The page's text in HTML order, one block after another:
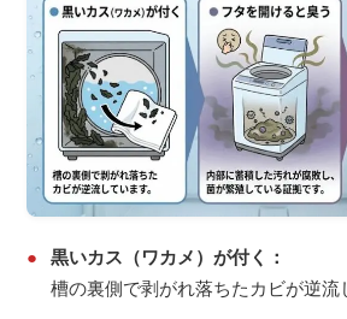
● 黒いカス（ワカメ）が付く：
槽の裏側で剥がれ落ちたカビが逆流